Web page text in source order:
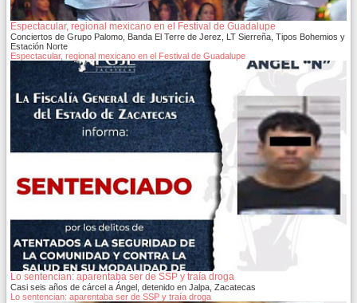
Espectacular, regional mexicano en el Festival de Guadalupe
Conciertos de Grupo Palomo, Banda El Terre de Jerez, LT Sierreña, Tipos Bohemios y
Estación Norte
Espectacular, regional mexicano en el Festival de Guadalupe
Lo sentencian: aparentaba ser de SSP y traía droga
Casi seis años de cárcel a Ángel, detenido en Jalpa, Zacatecas
Lo sentencian: aparentaba ser de SSP y traía droga